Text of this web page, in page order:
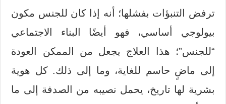
ترفض التنبؤات بفشلها؛ أنه إذا كان للجنس مكون
بيولوجي أساسي، فهو أيضًا البناء الاجتماعي
“للجنس”؛ هذا العلاج يجعل من الممكن العودة
إلى ماضٍ حاسم للغاية، وما إلى ذلك. كل هوية
بشرية لها تاريخ، يحمل نصيبه من الصدفة إلى ما